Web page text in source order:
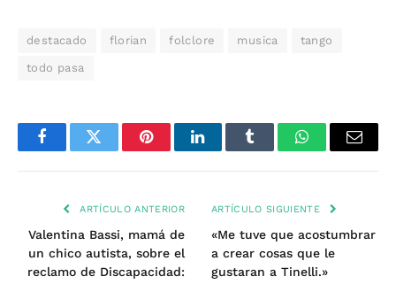
destacado florian folclore musica tango
todo pasa
FacebookTwitter PinterestLinkedInTumblr WhatsAppEmail
ARTÍCULO ANTERIOR
Valentina Bassi, mamá de
un chico autista, sobre el
reclamo de Discapacidad:
ARTÍCULO SIGUIENTE
«Me tuve que acostumbrar
a crear cosas que le
gustaran a Tinelli.»